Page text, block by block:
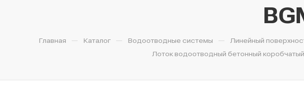
Главная — Каталог — Водоотводные системы — Линейный
Лоток водоотводный бетонный